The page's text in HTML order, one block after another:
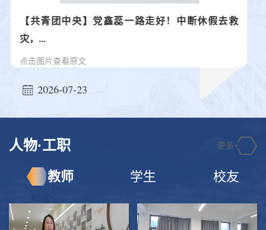
【共青团中央】党鑫蕊一路走好！中断休假去救
灾，...
点击图片查看原文
2026-07-23
幸福交换，遇见别样成工职院！
在步履匆匆的工职校园里我们忙着赶路忙着成长也常常忽略
福镜头透过这些影像一同感受藏在校园角落的温暖光景邂
2026-06-03
人物·工职 更多+
教师 学生 校友